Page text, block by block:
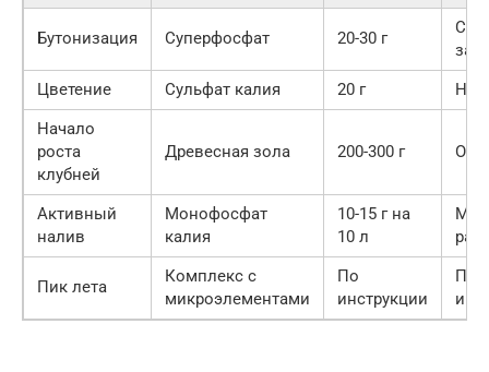
Бутонизация Суперфосфат 20-30 г
Цветение
Сульфат калия 20 г
Начало
роста
клубней
Древесная зола 200-300 г
Активный
налив
Монофосфат
калия
10-15 г на
10 л
Пик лета
Комплекс с
микроэлементами
По
инструкции